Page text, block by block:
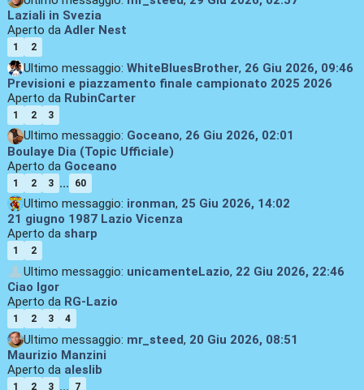
Laziali in Svezia
Aperto da Adler Nest
1 2
Ultimo messaggio: WhiteBluesBrother, 26 Giu 2026, 09:46
Previsioni e piazzamento finale campionato 2025 2026
Aperto da RubinCarter
1 2 3
Ultimo messaggio: Goceano, 26 Giu 2026, 02:01
Boulaye Dia (Topic Ufficiale)
Aperto da Goceano
1 2 3 ... 60
Ultimo messaggio: ironman, 25 Giu 2026, 14:02
21 giugno 1987 Lazio Vicenza
Aperto da sharp
1 2
Ultimo messaggio: unicamenteLazio, 22 Giu 2026, 22:46
Ciao Igor
Aperto da RG-Lazio
1 2 3 4
Ultimo messaggio: mr_steed, 20 Giu 2026, 08:51
Maurizio Manzini
Aperto da aleslib
1 2 3 ... 7